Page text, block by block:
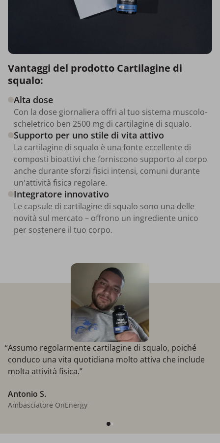
Vantaggi del prodotto Cartilagine di
squalo:
Alta dose
Con la dose giornaliera offri al tuo sistema muscolo-
scheletrico ben 2500 mg di cartilagine di squalo.
Supporto per uno stile di vita attivo
La cartilagine di squalo è una fonte eccellente di
composti bioattivi che forniscono supporto al corpo
anche durante sforzi fisici intensi, comuni durante
un'attività fisica regolare.
Integratore innovativo
Le capsule di cartilagine di squalo sono una delle
novità sul mercato – offrono un ingrediente unico
per sostenere il tuo corpo.
“Assumo regolarmente cartilagine di squalo, poiché
conduco una vita quotidiana molto attiva che include
molta attività fisica.”
Antonio S.
Ambasciatore OnEnergy